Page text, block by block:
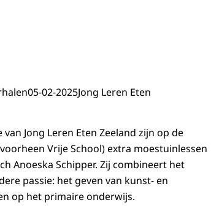
05-02-2025Jong Leren Eten
Jong Leren Eten Zeeland zijn op de
Vrije School) extra moestuinlessen
Anoeska Schipper. Zij combineert het
passie: het geven van kunst- en
op het primaire onderwijs.